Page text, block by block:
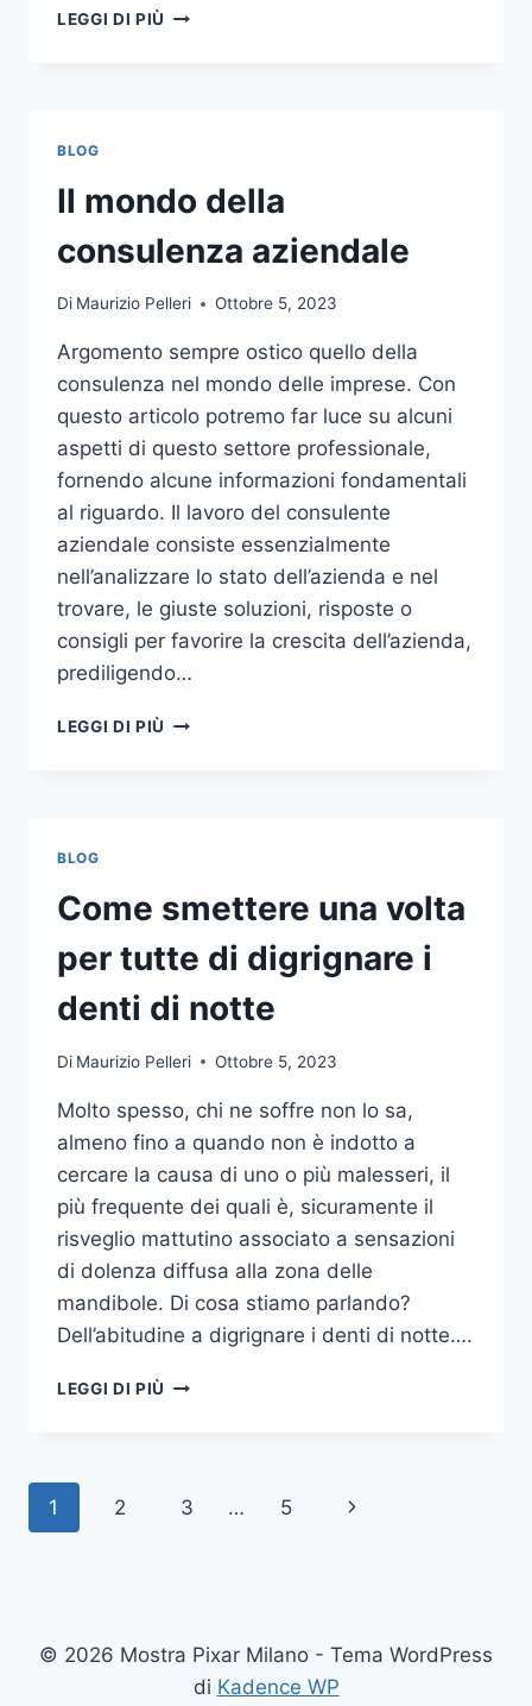
LEGGI DI PIÙ ETAGERE
PER
L’ARREDO
GIARDINO
BLOG
Il mondo della
consulenza aziendale
Di Maurizio Pelleri Ottobre 5, 2023
Argomento sempre ostico quello della
consulenza nel mondo delle imprese. Con
questo articolo potremo far luce su alcuni
aspetti di questo settore professionale,
fornendo alcune informazioni fondamentali
al riguardo. Il lavoro del consulente
aziendale consiste essenzialmente
nell’analizzare lo stato dell’azienda e nel
trovare, le giuste soluzioni, risposte o
consigli per favorire la crescita dell’azienda,
prediligendo…
LEGGI DI PIÙ IL
BLOG
Come smettere una volta
per tutte di digrignare i
denti di notte
Di Maurizio Pelleri Ottobre 5, 2023
Molto spesso, chi ne soffre non lo sa,
almeno fino a quando non è indotto a
cercare la causa di uno o più malesseri, il
più frequente dei quali è, sicuramente il
risveglio mattutino associato a sensazioni
di dolenza diffusa alla zona delle
mandibole. Di cosa stiamo parlando?
Dell’abitudine a digrignare i denti di notte….
LEGGI DI PIÙ COME
TUTTE
NOTTE
Navigazione
1 2 3 … 5
Pagina
© 2026 Mostra Pixar Milano - Tema WordPress
di Kadence WP